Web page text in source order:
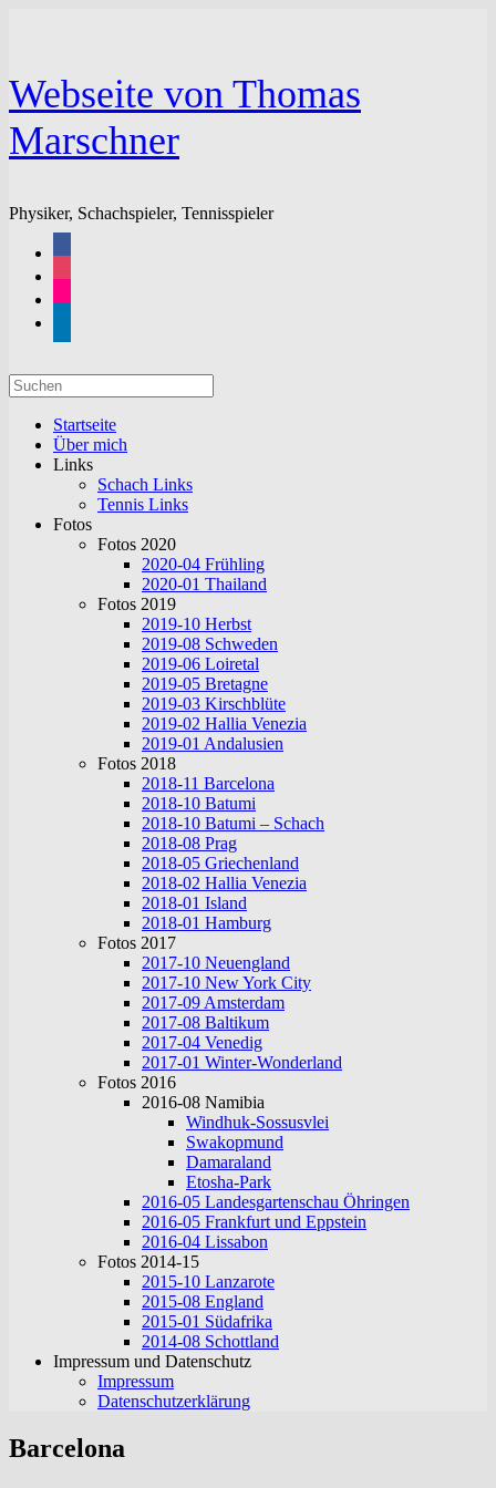
Webseite von Thomas
Marschner
Physiker, Schachspieler, Tennisspieler
Suchen
nach:
Startseite
Über mich
Links
Schach Links
Tennis Links
Fotos
Fotos 2020
2020-04 Frühling
2020-01 Thailand
Fotos 2019
2019-10 Herbst
2019-08 Schweden
2019-06 Loiretal
2019-05 Bretagne
2019-03 Kirschblüte
2019-02 Hallia Venezia
2019-01 Andalusien
Fotos 2018
2018-11 Barcelona
2018-10 Batumi
2018-10 Batumi – Schach
2018-08 Prag
2018-05 Griechenland
2018-02 Hallia Venezia
2018-01 Island
2018-01 Hamburg
Fotos 2017
2017-10 Neuengland
2017-10 New York City
2017-09 Amsterdam
2017-08 Baltikum
2017-04 Venedig
2017-01 Winter-Wonderland
Fotos 2016
2016-08 Namibia
Windhuk-Sossusvlei
Swakopmund
Damaraland
Etosha-Park
2016-05 Landesgartenschau Öhringen
2016-05 Frankfurt und Eppstein
2016-04 Lissabon
Fotos 2014-15
2015-10 Lanzarote
2015-08 England
2015-01 Südafrika
2014-08 Schottland
Impressum und Datenschutz
Impressum
Datenschutzerklärung
Barcelona